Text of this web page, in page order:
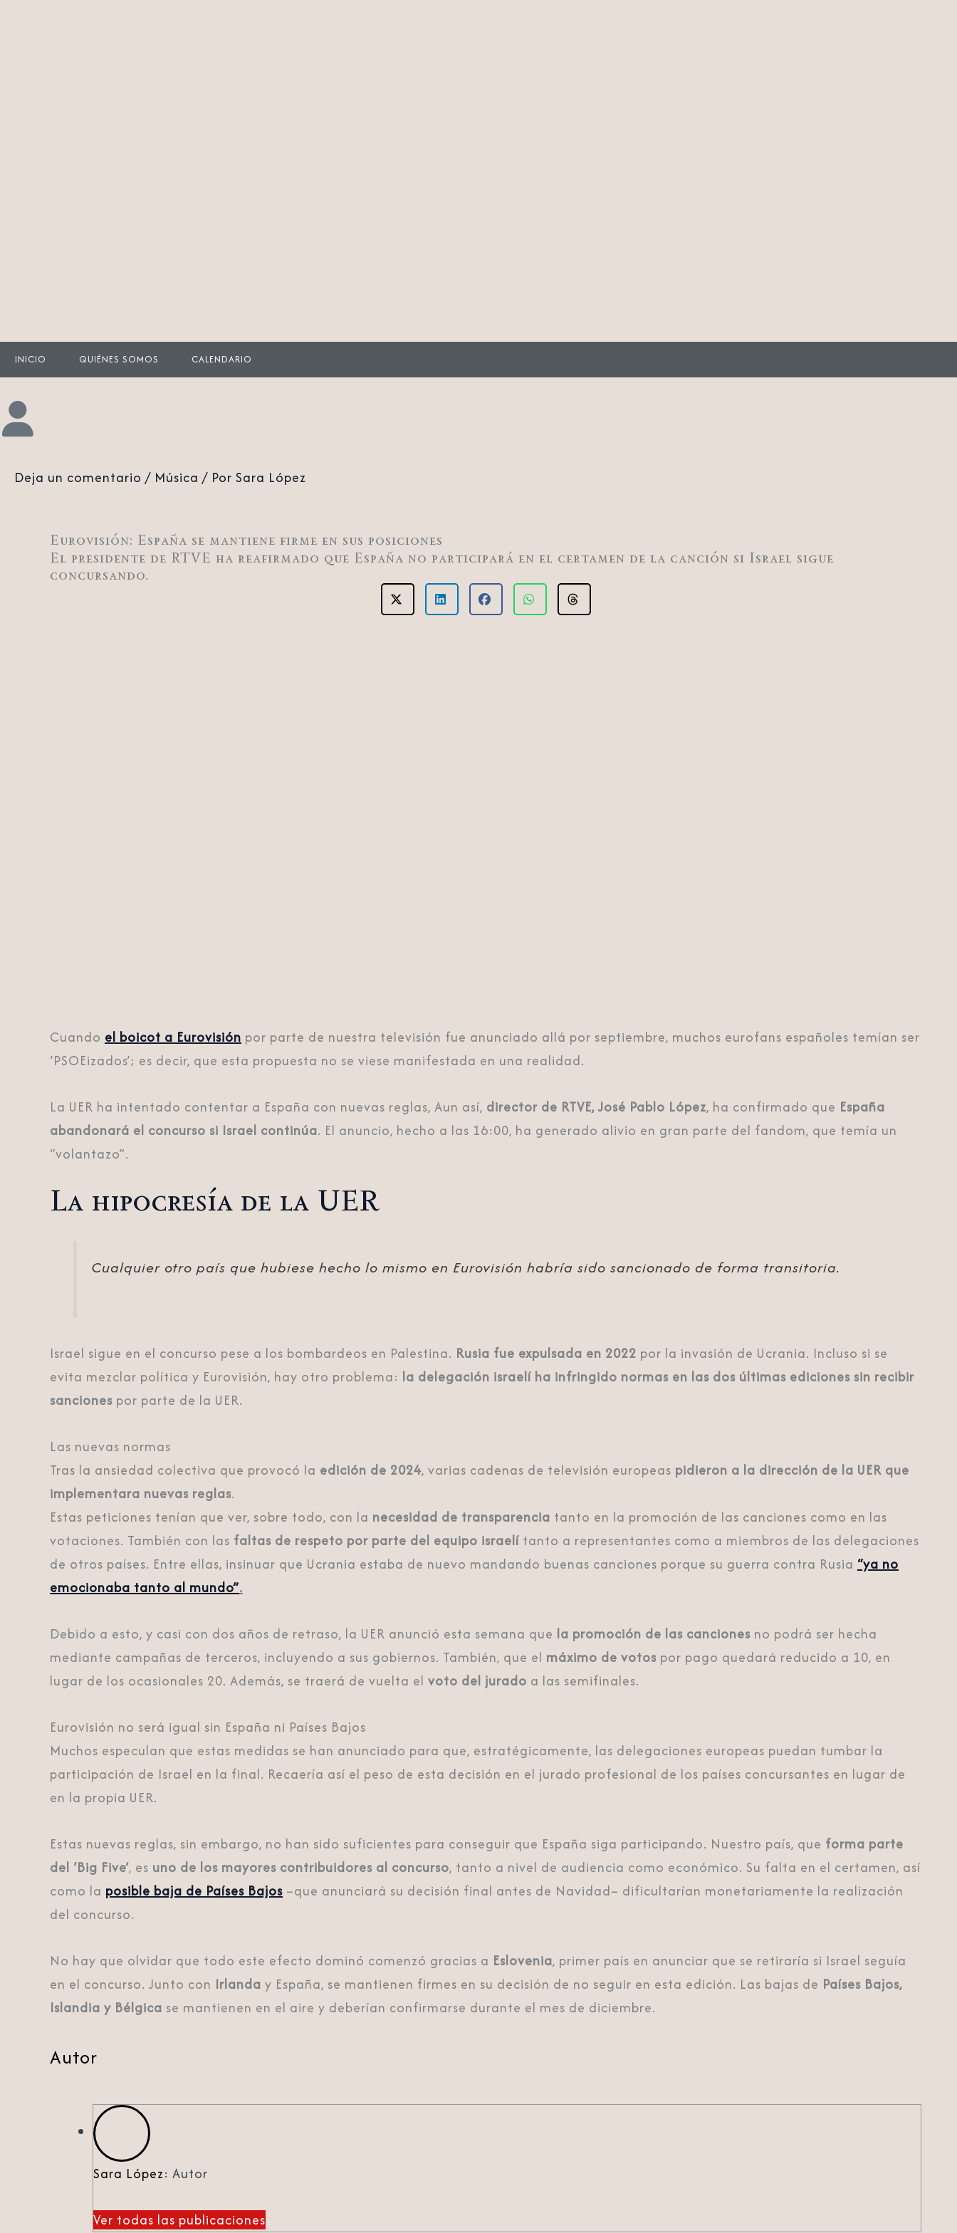
INICIO QUIÉNES SOMOS CALENDARIO
Deja un comentario / Música / Por Sara López
Eurovisión: España se mantiene firme en sus posiciones
El presidente de RTVE ha reafirmado que España no participará en el certamen de la canción si Israel sigue
concursando.
Cuando el boicot a Eurovisión por parte de nuestra televisión fue anunciado allá por septiembre, muchos eurofans españoles temían ser
‘PSOEizados’; es decir, que esta propuesta no se viese manifestada en una realidad.
La UER ha intentado contentar a España con nuevas reglas, Aun así, director de RTVE, José Pablo López, ha confirmado que España
abandonará el concurso si Israel continúa. El anuncio, hecho a las 16:00, ha generado alivio en gran parte del fandom, que temía un
“volantazo”.
La hipocresía de la UER
Cualquier otro país que hubiese hecho lo mismo en Eurovisión habría sido sancionado de forma transitoria.
Israel sigue en el concurso pese a los bombardeos en Palestina. Rusia fue expulsada en 2022 por la invasión de Ucrania. Incluso si se
evita mezclar política y Eurovisión, hay otro problema: la delegación israelí ha infringido normas en las dos últimas ediciones sin recibir
sanciones por parte de la UER.
Las nuevas normas
Tras la ansiedad colectiva que provocó la edición de 2024, varias cadenas de televisión europeas pidieron a la dirección de la UER que
implementara nuevas reglas.
Estas peticiones tenían que ver, sobre todo, con la necesidad de transparencia tanto en la promoción de las canciones como en las
votaciones. También con las faltas de respeto por parte del equipo israelí tanto a representantes como a miembros de las delegaciones
de otros países. Entre ellas, insinuar que Ucrania estaba de nuevo mandando buenas canciones porque su guerra contra Rusia “ya no
emocionaba tanto al mundo”.
Debido a esto, y casi con dos años de retraso, la UER anunció esta semana que la promoción de las canciones no podrá ser hecha
mediante campañas de terceros, incluyendo a sus gobiernos. También, que el máximo de votos por pago quedará reducido a 10, en
lugar de los ocasionales 20. Además, se traerá de vuelta el voto del jurado a las semifinales.
Eurovisión no será igual sin España ni Países Bajos
Muchos especulan que estas medidas se han anunciado para que, estratégicamente, las delegaciones europeas puedan tumbar la
participación de Israel en la final. Recaería así el peso de esta decisión en el jurado profesional de los países concursantes en lugar de
en la propia UER.
Estas nuevas reglas, sin embargo, no han sido suficientes para conseguir que España siga participando. Nuestro país, que forma parte
del ‘Big Five’, es uno de los mayores contribuidores al concurso, tanto a nivel de audiencia como económico. Su falta en el certamen, así
como la posible baja de Países Bajos –que anunciará su decisión final antes de Navidad– dificultarían monetariamente la realización
del concurso.
No hay que olvidar que todo este efecto dominó comenzó gracias a Eslovenia, primer país en anunciar que se retiraría si Israel seguía
en el concurso. Junto con Irlanda y España, se mantienen firmes en su decisión de no seguir en esta edición. Las bajas de Países Bajos,
Islandia y Bélgica se mantienen en el aire y deberían confirmarse durante el mes de diciembre.
Autor
Sara López: Autor
Ver todas las publicaciones